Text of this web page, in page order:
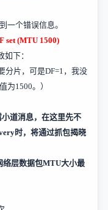
一个错误信息。
set (MTU 1500)
下：
分片，可是DF=1 ，我没
值为1500。）
小道消息，在这里先不
时，将通过抓包揭晓
络层数据包MTU大小最